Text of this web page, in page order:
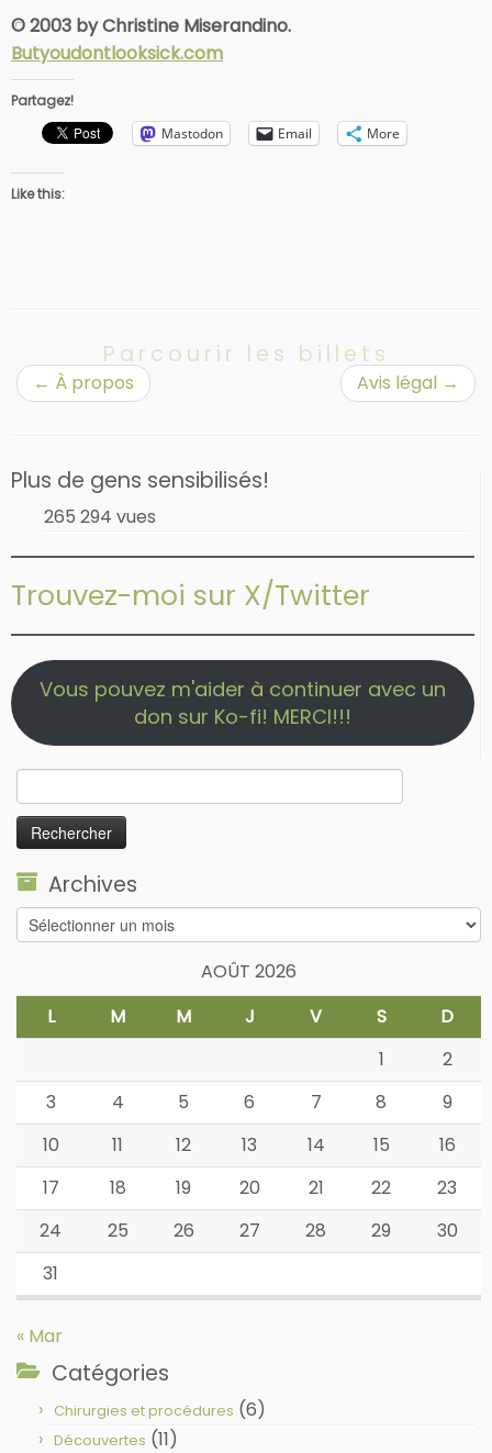
© 2003 by Christine Miserandino.
Butyoudontlooksick.com
Partagez!
Mastodon
Email More
Like this:
Parcourir les billets
← À propos Avis légal →
Plus de gens sensibilisés!
265 294 vues
Trouvez-moi sur X/Twitter
Vous pouvez m'aider à continuer avec un
don sur Ko-fi! MERCI!!!
Rechercher :
Archives
Archives
AOÛT 2026
L
M M J V S
D
1
2
3
4 5 6 7 8
9
10
11 12 13 14 15
16
17
18 19 20 21 22
23
24
25 26 27 28 29
30
31
« Mar
Catégories
Chirurgies et procédures (6)
Découvertes (11)